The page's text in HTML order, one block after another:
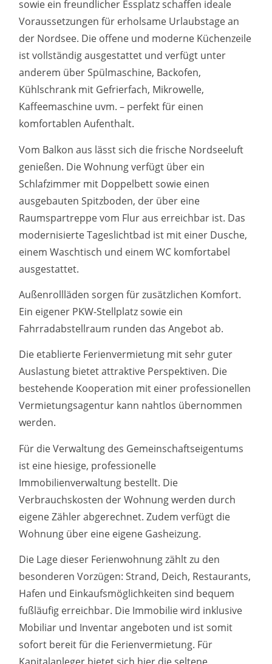
sowie ein freundlicher Essplatz schaffen ideale
Voraussetzungen für erholsame Urlaubstage an
der Nordsee. Die offene und moderne Küchenzeile
ist vollständig ausgestattet und verfügt unter
anderem über Spülmaschine, Backofen,
Kühlschrank mit Gefrierfach, Mikrowelle,
Kaffeemaschine uvm. – perfekt für einen
komfortablen Aufenthalt.
Vom Balkon aus lässt sich die frische Nordseeluft
genießen. Die Wohnung verfügt über ein
Schlafzimmer mit Doppelbett sowie einen
ausgebauten Spitzboden, der über eine
Raumspartreppe vom Flur aus erreichbar ist. Das
modernisierte Tageslichtbad ist mit einer Dusche,
einem Waschtisch und einem WC komfortabel
ausgestattet.
Außenrollläden sorgen für zusätzlichen Komfort.
Ein eigener PKW-Stellplatz sowie ein
Fahrradabstellraum runden das Angebot ab.
Die etablierte Ferienvermietung mit sehr guter
Auslastung bietet attraktive Perspektiven. Die
bestehende Kooperation mit einer professionellen
Vermietungsagentur kann nahtlos übernommen
werden.
Für die Verwaltung des Gemeinschaftseigentums
ist eine hiesige, professionelle
Immobilienverwaltung bestellt. Die
Verbrauchskosten der Wohnung werden durch
eigene Zähler abgerechnet. Zudem verfügt die
Wohnung über eine eigene Gasheizung.
Die Lage dieser Ferienwohnung zählt zu den
besonderen Vorzügen: Strand, Deich, Restaurants,
Hafen und Einkaufsmöglichkeiten sind bequem
fußläufig erreichbar. Die Immobilie wird inklusive
Mobiliar und Inventar angeboten und ist somit
sofort bereit für die Ferienvermietung. Für